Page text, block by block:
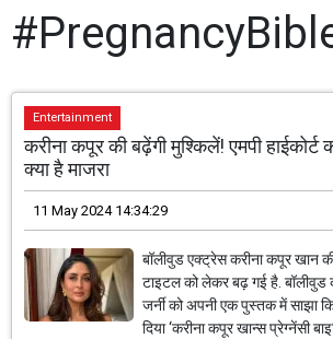
Entertainment
करीना कपूर की बढ़ेंगी मुश्किलें! एमपी हाईकोर्ट
क्या है माजरा
11 May 2024 14:34:29
बॉलीवुड एक्ट्रेस करीना कपूर खान
टाइटल को लेकर बढ़ गई है. बॉलीवुड
जर्नी को अपनी एक पुस्तक में साझा
दिया ‘करीना कपूर खान्स प्रेग्नेंसी